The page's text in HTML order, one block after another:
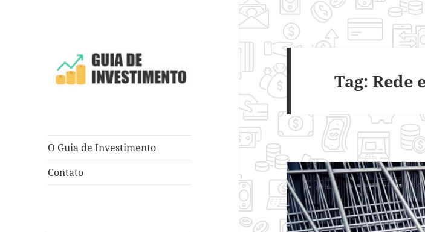
O Guia de Investimento
Contato
Tag:Rede